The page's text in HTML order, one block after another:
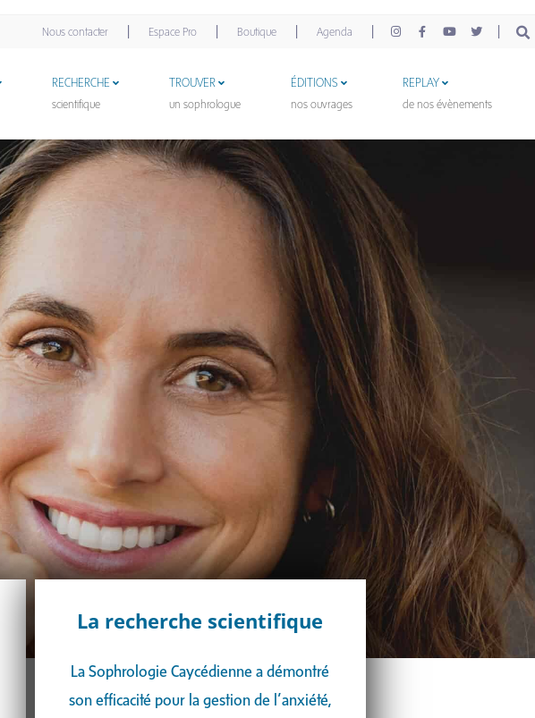
Nous contacter Espace Pro Boutique Agenda
RECHERCHE
scientifique
TROUVER
un sophrologue
ÉDITIONS
nos ouvrages
REPLAY
de nos évènements
La recherche scientifique
La Sophrologie Caycédienne a démontré
son efficacité pour la gestion de l’anxiété,